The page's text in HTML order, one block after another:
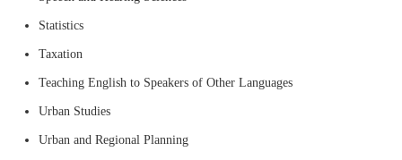
Statistics
Taxation
Teaching English to Speakers of Other Languages
Urban Studies
Urban and Regional Planning